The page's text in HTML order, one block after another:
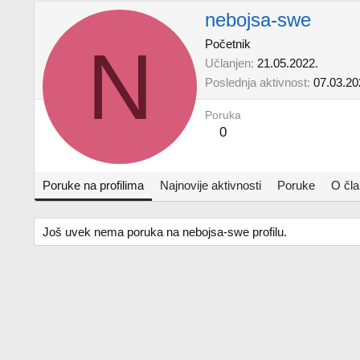
N
nebojsa-swe
Početnik
Učlanjen 21.05.2022.
Poslednja aktivnost
Poruka
0
Poruke na profilima Najnovije aktivnosti Poruke O
Još uvek nema poruka na nebojsa-swe profilu.